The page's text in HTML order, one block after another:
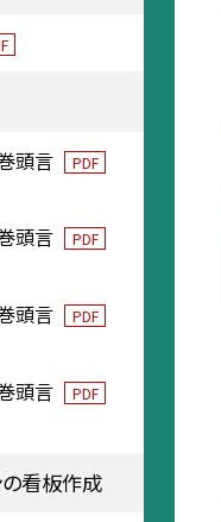
頭言 PDF
頭言 PDF
頭言 PDF
頭言 PDF
の看板作成